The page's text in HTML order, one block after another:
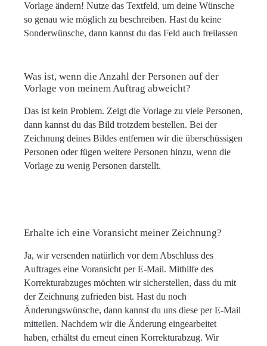
Vorlage ändern! Nutze das Textfeld, um deine Wünsche
so genau wie möglich zu beschreiben. Hast du keine
Sonderwünsche, dann kannst du das Feld auch freilassen
Was ist, wenn die Anzahl der Personen auf der
Vorlage von meinem Auftrag abweicht?
Das ist kein Problem. Zeigt die Vorlage zu viele Personen,
dann kannst du das Bild trotzdem bestellen. Bei der
Zeichnung deines Bildes entfernen wir die überschüssigen
Personen oder fügen weitere Personen hinzu, wenn die
Vorlage zu wenig Personen darstellt.
Erhalte ich eine Voransicht meiner Zeichnung?
Ja, wir versenden natürlich vor dem Abschluss des
Auftrages eine Voransicht per E-Mail. Mithilfe des
Korrekturabzuges möchten wir sicherstellen, dass du mit
der Zeichnung zufrieden bist. Hast du noch
Änderungswünsche, dann kannst du uns diese per E-Mail
mitteilen. Nachdem wir die Änderung eingearbeitet
haben, erhältst du erneut einen Korrekturabzug. Wir